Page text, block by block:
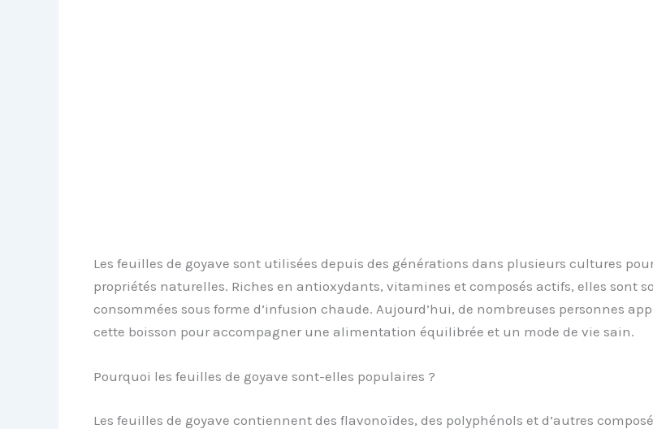
Les feuilles de goyave sont utilisées depuis des générations dans plusieurs cultures
propriétés naturelles. Riches en antioxydants, vitamines et composés actifs, elles sont
consommées sous forme d’infusion chaude. Aujourd’hui, de nombreuses personnes
cette boisson pour accompagner une alimentation équilibrée et un mode de vie sain.
Pourquoi les feuilles de goyave sont-elles populaires ?
Les feuilles de goyave contiennent des flavonoïdes, des polyphénols et d’autres